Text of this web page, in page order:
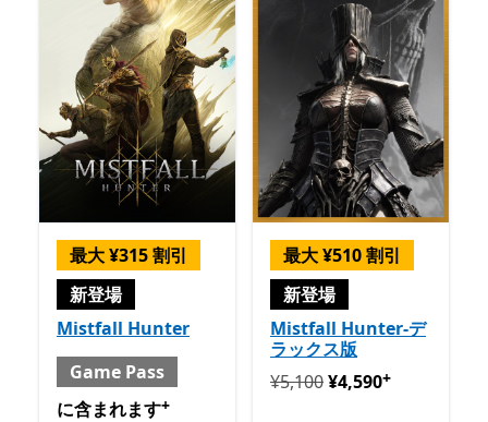
最大 ¥315 割引
新登場
Mistfall Hunter
Game Pass
含まれる と Game Pass
に含まれます+
最大 ¥510 割引
新登場
Mistfall Hunter-デ
ラックス版
定価 ¥5,100 今すぐ ¥4,590
¥5,100¥4,590+